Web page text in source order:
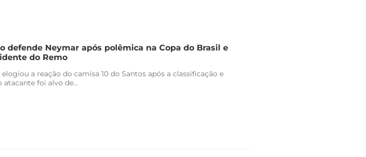
defende Neymar após polêmica na Copa do Brasil e
do Remo
a reação do camisa 10 do Santos após a classificação e
atacante foi alvo de...